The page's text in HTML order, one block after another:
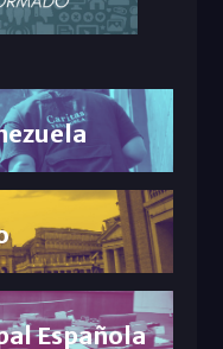
Española